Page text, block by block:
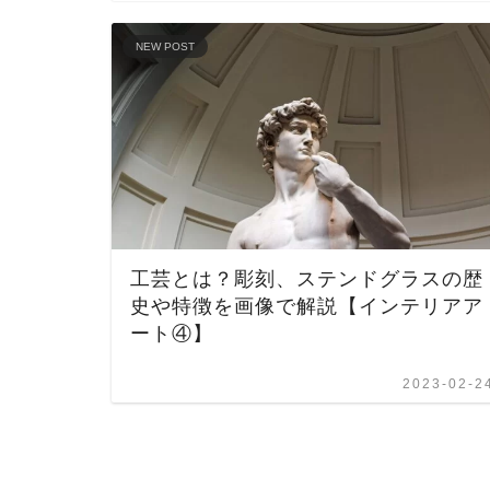
NEW POST
工芸とは？彫刻、ステンドグラスの歴
史や特徴を画像で解説【インテリアア
ート④】
2023-02-